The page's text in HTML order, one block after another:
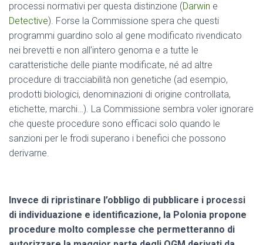
processi normativi per questa distinzione (Darwin e
Detective). Forse la Commissione spera che questi
programmi guardino solo al gene modificato rivendicato
nei brevetti e non all’intero genoma e a tutte le
caratteristiche delle piante modificate, né ad altre
procedure di tracciabilità non genetiche (ad esempio,
prodotti biologici, denominazioni di origine controllata,
etichette, marchi…). La Commissione sembra voler ignorare
che queste procedure sono efficaci solo quando le
sanzioni per le frodi superano i benefici che possono
derivarne.
Invece di ripristinare l’obbligo di pubblicare i processi
di individuazione e identificazione, la Polonia propone
procedure molto complesse che permetteranno di